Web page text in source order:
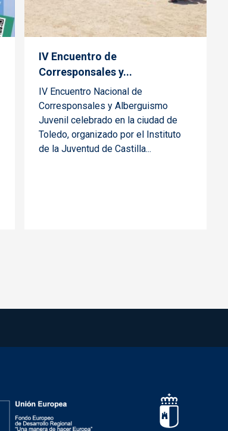
IV Encuentro de
Corresponsales y...
IV Encuentro Nacional de
Corresponsales y Alberguismo
Juvenil celebrado en la ciudad de
Toledo, organizado por el Instituto
de la Juventud de Castilla...